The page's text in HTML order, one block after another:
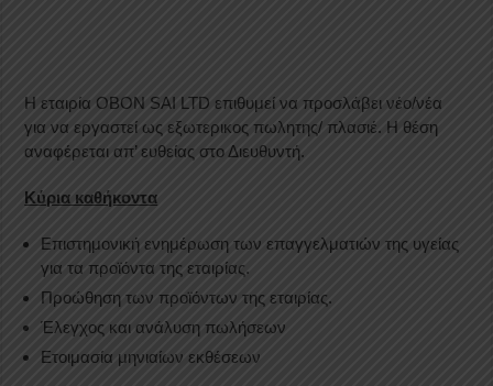
Η εταιρία OBON SAI LTD επιθυμεί να προσλάβει νέο/νέα
για να εργαστεί ως εξωτερικος πωλητης/ πλασιέ. Η θέση
αναφέρεται απ’ ευθείας στο Διευθυντή.
Κύρια καθήκοντα
Επιστημονική ενημέρωση των επαγγελματιών της υγείας
για τα προϊόντα της εταιρίας.
Προώθηση των προϊόντων της εταιρίας.
Έλεγχος και ανάλυση πωλήσεων
Ετοιμασία μηνιαίων εκθέσεων